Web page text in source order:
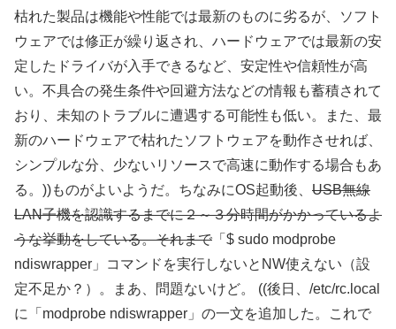
枯れた製品は機能や性能では最新のものに劣るが、ソフト
ウェアでは修正が繰り返され、ハードウェアでは最新の安
定したドライバが入手できるなど、安定性や信頼性が高
い。不具合の発生条件や回避方法などの情報も蓄積されて
おり、未知のトラブルに遭遇する可能性も低い。また、最
新のハードウェアで枯れたソフトウェアを動作させれば、
シンプルな分、少ないリソースで高速に動作する場合もあ
る。))ものがよいようだ。ちなみにOS起動後、 USB無線
LAN子機を認識するまでに２～３分時間がかかっているよ
うな挙動をしている。それまで 「$ sudo modprobe
ndiswrapper」コマンドを実行しないとNW使えない（設
定不足か？）。まあ、問題ないけど。 ((後日、/etc/rc.local
に「modprobe ndiswrapper」の一文を追加した。これで